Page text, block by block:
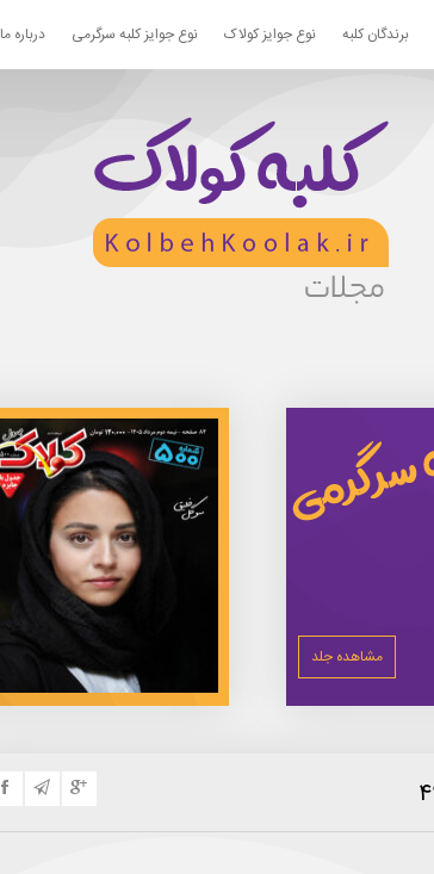
برندگان کلبه نوع جوایز کولاک نوع جوایز کلبه سرگرمی درباره ما
مشاهده جلد